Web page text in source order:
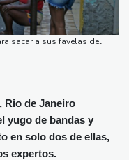
Panama
24 °C
Oaxaca
16 °C
24 °C
25 °C
26 °C
sacar a sus favelas del
Rio de Janeiro
yugo de bandas y
en solo dos de ellas,
expertos.